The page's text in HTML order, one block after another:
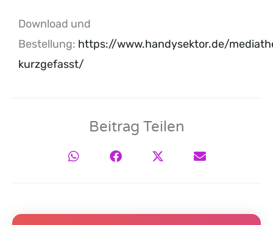
Download und
Bestellung: https://www.handysektor.de/
kurzgefasst/
Beitrag Teilen